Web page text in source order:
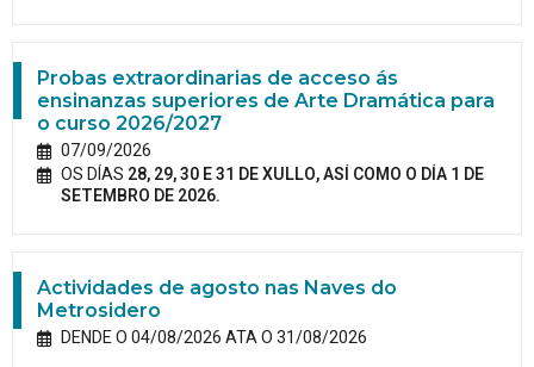
Probas extraordinarias de acceso ás
ensinanzas superiores de Arte Dramática para
o curso 2026/2027
07/09/2026
OS DÍAS 28, 29, 30 E 31 DE XULLO, ASÍ COMO O DÍA 1 DE
SETEMBRO DE 2026.
Actividades de agosto nas Naves do
Metrosidero
DENDE O 04/08/2026 ATA O 31/08/2026